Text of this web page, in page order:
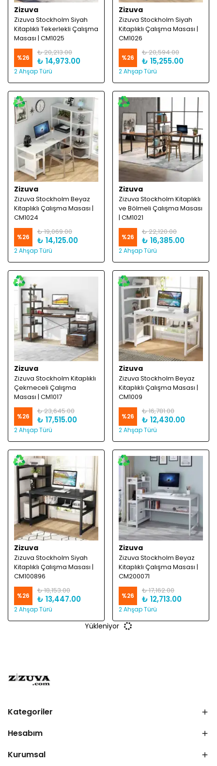
Zizuva
Zizuva Stockholm Siyah
Kitaplıklı Tekerlekli Çalışma
Masası | CM1025
%26
₺ 20,213.00
₺ 14,973.00
2 Ahşap Türü
Zizuva
Zizuva Stockholm Siyah
Kitaplıklı Çalışma Masası |
CM1026
%26
₺ 20,594.00
₺ 15,255.00
2 Ahşap Türü
Zizuva
Zizuva Stockholm Beyaz
Kitaplıklı Çalışma Masası |
CM1024
%26
₺ 19,069.00
₺ 14,125.00
2 Ahşap Türü
Zizuva
Zizuva Stockholm Kitaplıklı
ve Bölmeli Çalışma Masası
| CM1021
%26
₺ 22,120.00
₺ 16,385.00
2 Ahşap Türü
Zizuva
Zizuva Stockholm Kitaplıklı
Çekmeceli Çalışma
Masası | CM1017
%26
₺ 23,645.00
₺ 17,515.00
2 Ahşap Türü
Zizuva
Zizuva Stockholm Beyaz
Kitaplıklı Çalışma Masası |
CM1009
%26
₺ 16,781.00
₺ 12,430.00
2 Ahşap Türü
Zizuva
Zizuva Stockholm Siyah
Kitaplıklı Çalışma Masası |
CM100896
%26
₺ 18,153.00
₺ 13,447.00
2 Ahşap Türü
Zizuva
Zizuva Stockholm Beyaz
Kitaplıklı Çalışma Masası |
CM200071
%26
₺ 17,162.00
₺ 12,713.00
2 Ahşap Türü
Yükleniyor
Kategoriler
Hesabım
Kurumsal